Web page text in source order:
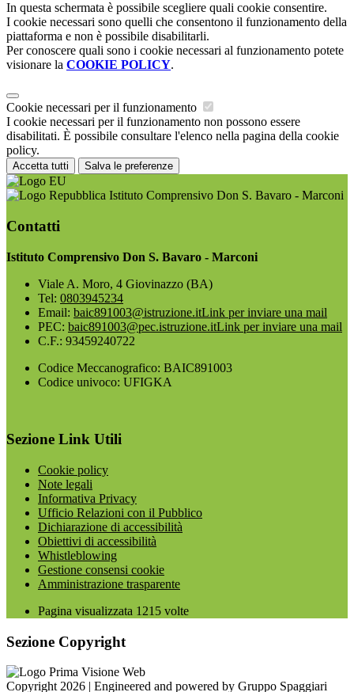
In questa schermata è possibile scegliere quali cookie consentire.
I cookie necessari sono quelli che consentono il funzionamento della
piattaforma e non è possibile disabilitarli.
Per conoscere quali sono i cookie necessari al funzionamento potete
visionare la COOKIE POLICY.
Cookie necessari per il funzionamento
I cookie necessari per il funzionamento non possono essere
disabilitati. È possibile consultare l'elenco nella pagina della cookie
policy.
Accetta tutti Salva le preferenze
Istituto Comprensivo Don S. Bavaro - Marconi
Contatti
Istituto Comprensivo Don S. Bavaro - Marconi
Viale A. Moro, 4 Giovinazzo (BA)
Tel: 0803945234
Email: baic891003@istruzione.itLink per inviare una mail
PEC: baic891003@pec.istruzione.itLink per inviare una mail
C.F.: 93459240722
Codice Meccanografico: BAIC891003
Codice univoco: UFIGKA
Sezione Link Utili
Cookie policy
Note legali
Informativa Privacy
Ufficio Relazioni con il Pubblico
Dichiarazione di accessibilità
Obiettivi di accessibilità
Whistleblowing
Gestione consensi cookie
Amministrazione trasparente
Pagina visualizzata 1215 volte
Sezione Copyright
Copyright 2026 | Engineered and powered by Gruppo Spaggiari